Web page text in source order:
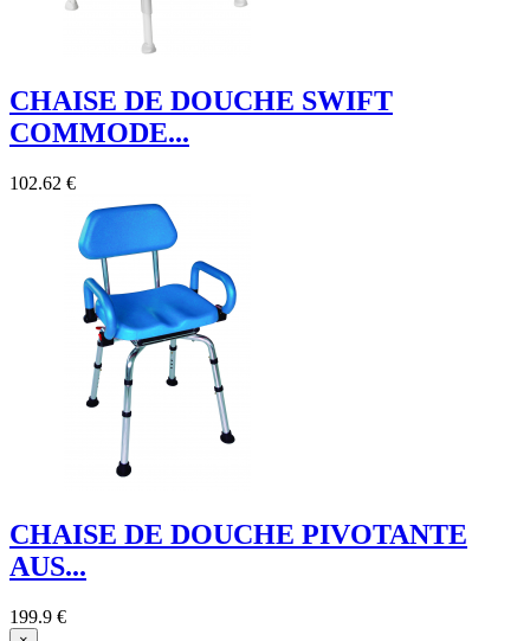
CHAISE DE DOUCHE SWIFT
COMMODE...
102.62 €
CHAISE DE DOUCHE PIVOTANTE
AUS...
199.9 €